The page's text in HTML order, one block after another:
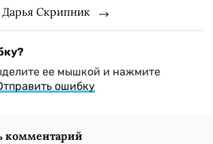
Скрипник
ее мышкой и нажмите
ошибку
комментарий